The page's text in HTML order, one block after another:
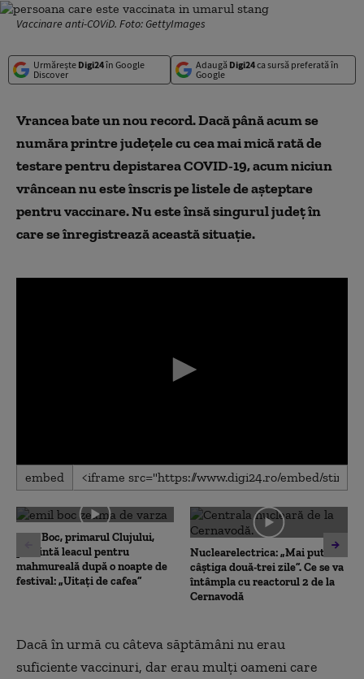
Vaccinare anti-COViD. Foto: GettyImages
Urmărește Digi24în Google
Discover
Adaugă Digi24ca sursă preferată în
Google
Vrancea bate un nou record. Dacă până acum se
număra printre județele cu cea mai mică rată de
testare pentru depistarea COVID-19, acum niciun
vrâncean nu este înscris pe listele de așteptare
pentru vaccinare. Nu este însă singurul județ în
care se înregistrează această situație.
0
seconds
0
seconds
embed
Emil Boc, primarul Clujului,
prezintă leacul pentru
mahmureală după o noapte de
festival: „Uitați de cafea”
Nuclearelectrica: „Mai putem
câștiga două-trei zile”. Ce se va
întâmpla cu reactorul 2 de la
Cernavodă
Dacă în urmă cu câteva săptămâni nu erau
suficiente vaccinuri, dar erau mulți oameni care